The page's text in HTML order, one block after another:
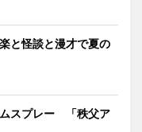
と怪談と漫才で夏の
スプレー 「秩父ア